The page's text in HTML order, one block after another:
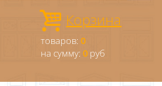
Корзина
товаров:0
на сумму:0 руб